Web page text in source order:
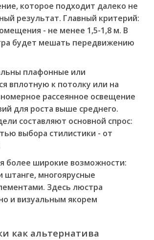
которое подходит далеко не
результат. Главный критерий:
- не менее 1,5-1,8 м. В
будет мешать передвижению
плафонные или
вплотную к потолку или на
рассеянное освещение
для роста выше среднего.
составляют основной спрос:
выбора стилистики - от
более широкие возможности:
многоярусные
Здесь люстра
и визуальным якорем
как альтернатива